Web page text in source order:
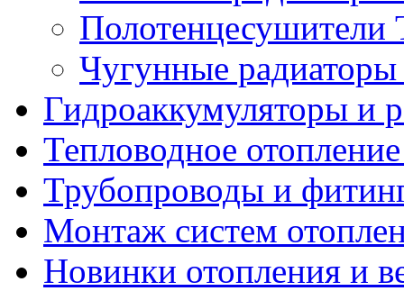
Чугунные
Гидроаккумуляторы и
Тепловодное
Трубопроводы и
Монтаж систем
Новинки отопления и